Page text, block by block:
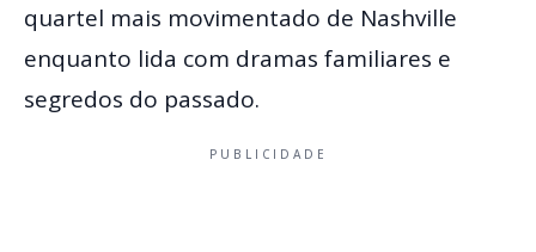
quartel mais movimentado de Nashville
enquanto lida com dramas familiares e
segredos do passado.
PUBLICIDADE